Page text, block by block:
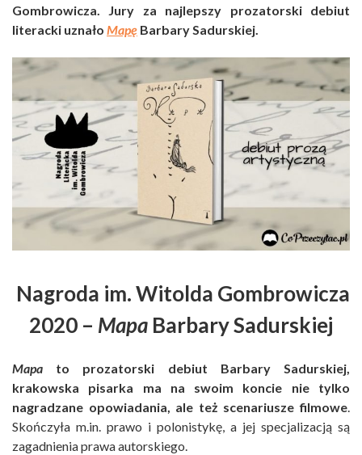
Gombrowicza. Jury za najlepszy prozatorski debiut
literacki uznało Mapę Barbary Sadurskiej.
Nagroda im. Witolda Gombrowicza
2020 – Mapa Barbary Sadurskiej
Mapa to prozatorski debiut Barbary Sadurskiej,
krakowska pisarka ma na swoim koncie nie tylko
nagradzane opowiadania, ale też scenariusze filmowe.
Skończyła m.in. prawo i polonistykę, a jej specjalizacją są
zagadnienia prawa autorskiego.